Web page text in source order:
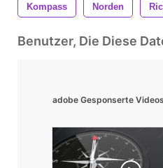
Kompass Norden
Benutzer, Die Diese
adobe Gesponserte Videos